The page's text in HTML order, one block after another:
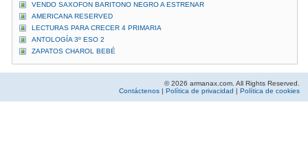
VENDO SAXOFON BARITONO NEGRO A ESTRENAR
AMERICANA RESERVED
LECTURAS PARA CRECER 4 PRIMARIA
ANTOLOGÍA 3º ESO 2
ZAPATOS CHAROL BEBÉ
© 2026 armanax.com. All Rights Reserved.
Contáctenos
Política de privacidad Política de cookies